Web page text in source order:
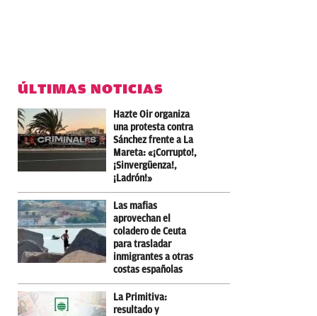
ÚLTIMAS NOTICIAS
Hazte Oir organiza
una protesta contra
Sánchez frente a La
Mareta: «¡Corrupto!,
¡Sinvergüenza!,
¡Ladrón!»
Las mafias
aprovechan el
coladero de Ceuta
para trasladar
inmigrantes a otras
costas españolas
La Primitiva:
resultado y